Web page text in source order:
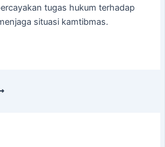
tugas hukum terhadap
situasi kamtibmas.